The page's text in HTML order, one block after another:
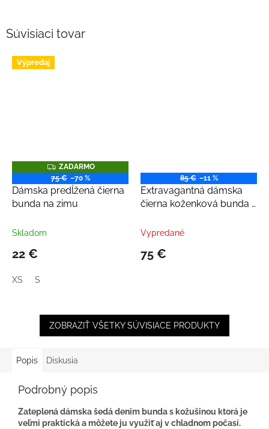
Súvisiaci tovar
Výpredaj
Z
A
D
A
R
M
ZADARMO
75 € –70 %
Dámska predĺžená čierna
bunda na zimu
Skladom
22 €
XS S
85 € –11 %
Extravagantná dámska
čierna koženková bunda s
Vypredané
75 €
ZOBRAZIŤ VŠETKY SÚVISIACE PRODUKTY
Popis Diskusia
Podrobný popis
Zateplená dámska šedá denim bunda s kožušinou ktorá je
veľmi praktická a môžete ju využiť aj v chladnom počasí.